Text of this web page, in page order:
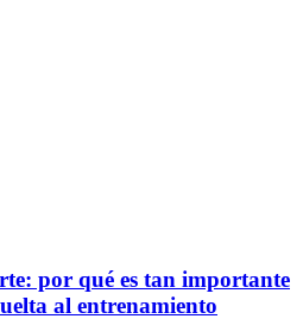
por qué es tan importante
al entrenamiento